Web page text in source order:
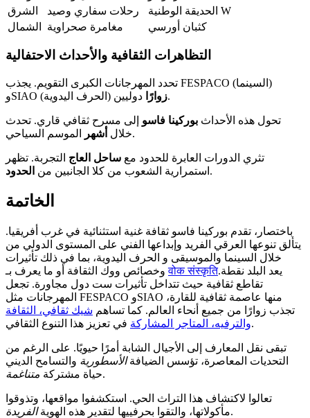
الشرق
رحلات سفاري وصيد
الحديقة الوطنية W
الشمال
مغامرة صحراوية كثبان أورسي
التظاهرات الثقافية والأحداث الاحتفالية
تحدد المهرجانات الكبرى التقويم. يجذب FESPACO (السينما)
وSIAO (الحرف اليدوية)
زوارًادوليين.
تحول هذه الأحداث بوركينا فاسو إلى مسرح ثقافي قاري. تحدث
خلال أشهر الموسم السياحي.
تثري الدورات العابرة للحدود مع ساحل العاج التجربة. تظهر
استمرارية الشعوب من كلا الجانبين من الحدود .
الخاتمة
باختصار، تقدم بوركينا فاسو ثقافة غنية استثنائية في غرب أفريقيا.
يتألق تنوعها العرقي الفريد وإبداعها الفني على المستوى الدولي من
خلال السينما والموسيقى و الحرف اليدوية، بما في ذلك تأثيرات
وخصائص ووك الثقافة أو ما يعرف بـवोक संस्कृति.يعد البلد نقطة
تقاطع ثقافية حيث تتداخل تأثيرات ست دول مجاورة. تجعل
المهرجانات مثل FESPACO وSIAO منها عاصمة ثقافية للقارة،
تجذب زوارًا من جميع أنحاء العالم. كما تساهم شيك ثقافي، الثقافة
والترفيه، المتاجر المشاركةفي تعزيز هذا التنوع الثقافي.
تبقى نقل المعارف إلى الأجيال الشابة أمرًا حيويًا. على الرغم من
التحديات المعاصرة، تؤسس الضيافةالأسطورية والتسامح الديني
حياة مشتركة متناغمة .
تعالوا لاكتشاف هذا التراث الحي. استكشفوا مواقعها، وتذوقوا
مأكولاتها، والتقوا بحرفييها لتقدير هذه الهويةالفريدة .